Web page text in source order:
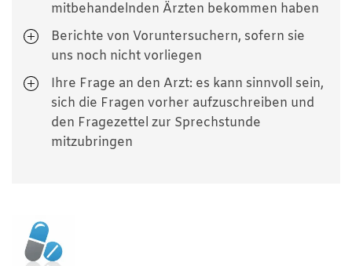
mitbehandelnden Ärzten bekommen haben
Berichte von Voruntersuchern, sofern sie
uns noch nicht vorliegen
Ihre Frage an den Arzt: es kann sinnvoll sein,
sich die Fragen vorher aufzuschreiben und
den Fragezettel zur Sprechstunde
mitzubringen